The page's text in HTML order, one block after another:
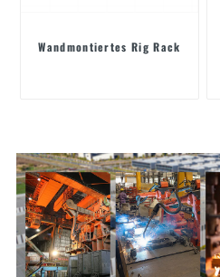
Wandmontiertes Rig Rack